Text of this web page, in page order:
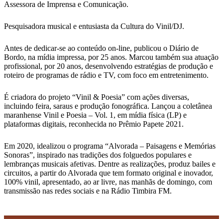
Assessora de Imprensa e Comunicação.
Pesquisadora musical e entusiasta da Cultura do Vinil/DJ.
Antes de dedicar-se ao conteúdo on-line, publicou o Diário de
Bordo, na mídia impressa, por 25 anos. Marcou também sua atuação
profissional, por 20 anos, desenvolvendo estratégias de produção e
roteiro de programas de rádio e TV, com foco em entretenimento.
É criadora do projeto “Vinil & Poesia” com ações diversas,
incluindo feira, saraus e produção fonográfica. Lançou a coletânea
maranhense Vinil e Poesia – Vol. 1, em mídia física (LP) e
plataformas digitais, reconhecida no Prêmio Papete 2021.
Em 2020, idealizou o programa “Alvorada – Paisagens e Memórias
Sonoras”, inspirado nas tradições dos folguedos populares e
lembranças musicais afetivas. Dentre as realizações, produz bailes e
circuitos, a partir do Alvorada que tem formato original e inovador,
100% vinil, apresentado, ao ar livre, nas manhãs de domingo, com
transmissão nas redes sociais e na Rádio Timbira FM.